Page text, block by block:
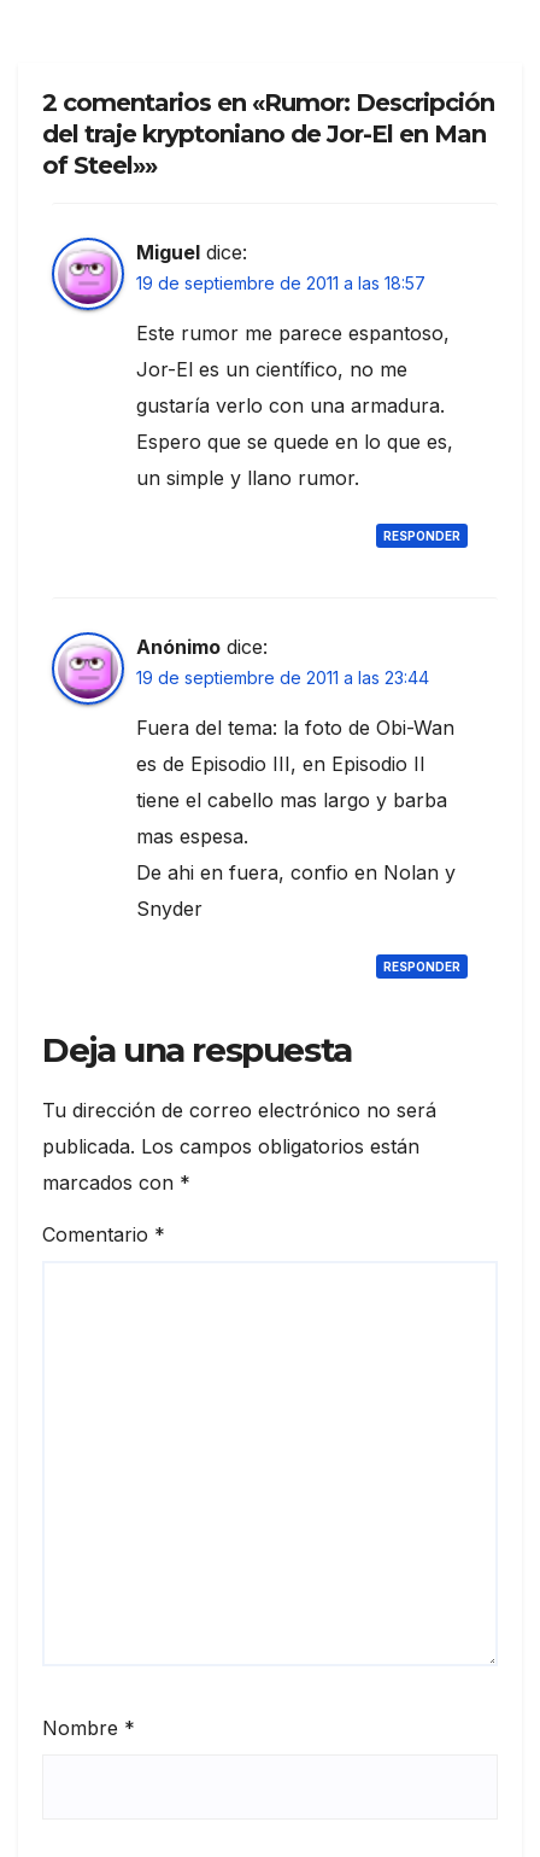
2 comentarios en «Rumor: Descripción
del traje kryptoniano de Jor-El en Man
of Steel»»
Miguel dice:
19 de septiembre de 2011 a las 18:57
Este rumor me parece espantoso,
Jor-El es un científico, no me
gustaría verlo con una armadura.
Espero que se quede en lo que es,
un simple y llano rumor.
RESPONDER
Anónimo dice:
19 de septiembre de 2011 a las 23:44
Fuera del tema: la foto de Obi-Wan
es de Episodio III, en Episodio II
tiene el cabello mas largo y barba
mas espesa.
De ahi en fuera, confio en Nolan y
Snyder
RESPONDER
Deja una respuesta
Tu dirección de correo electrónico no será
publicada. Los campos obligatorios están
marcados con *
Comentario *
Nombre *